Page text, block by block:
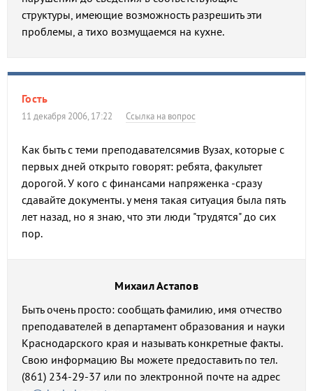
структуры, имеющие возможность разрешить эти
проблемы, а тихо возмущаемся на кухне.
Гость
11 декабря 2006, 17:22 Ссылка на вопрос
Как быть с теми преподавателсямив Вузах, которые с
первых дней открыто говорят: ребята, факультет
дорогой. У кого с финансами напряженка -сразу
сдавайте документы. у меня такая ситуация была пять
лет назад, но я знаю, что эти люди "трудятся" до сих
пор.
Михаил Астапов
Быть очень просто: сообщать фамилию, имя отчество
преподавателей в департамент образования и науки
Краснодарского края и называть конкретные факты.
Cвою информацию Вы можете предоставить по тел.
(861) 234-29-37 или по электронной почте на адрес